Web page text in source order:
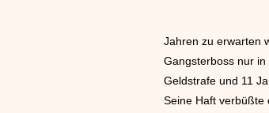
Jahren zu erwarten
Gangsterboss nur
Geldstrafe und 11
Seine Haft verbüßte